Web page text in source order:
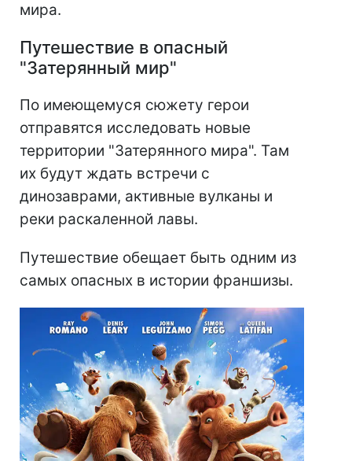
мира.
Путешествие в опасный
"Затерянный мир"
По имеющемуся сюжету герои
отправятся исследовать новые
территории "Затерянного мира". Там
их будут ждать встречи с
динозаврами, активные вулканы и
реки раскаленной лавы.
Путешествие обещает быть одним из
самых опасных в истории франшизы.